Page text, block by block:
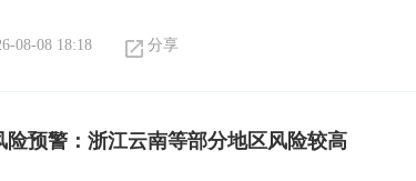
08-08 18:18 分享
险预警：浙江云南等部分地区风险较高